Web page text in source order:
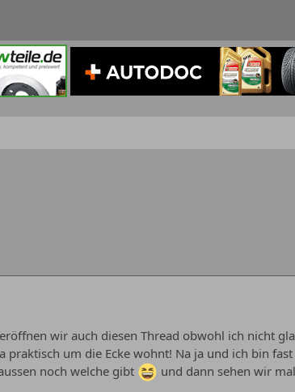
wir auch diesen Thread obwohl ich nicht
praktisch um die Ecke wohnt! Na ja und ich bin
noch welche gibt
und dann sehen wir